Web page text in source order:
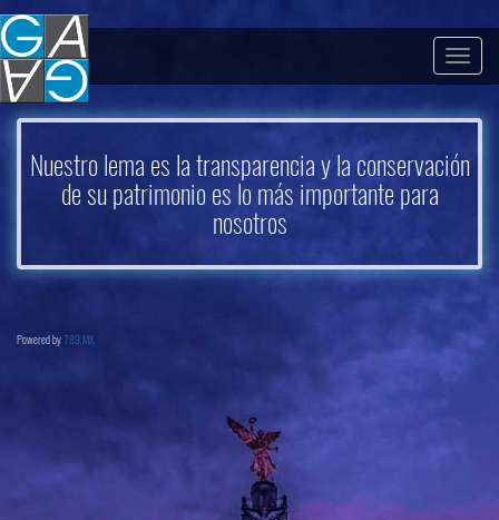
Nuestro lema es la transparencia y la conservación
de su patrimonio es lo más importante para
nosotros
Powered by 789.MX